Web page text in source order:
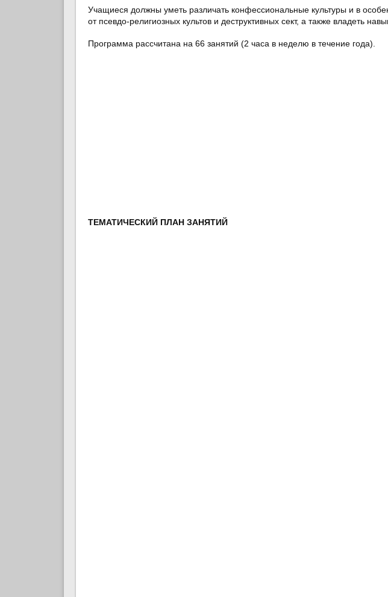
Учащиеся должны уметь различать конфессиональные культуры и в
от псевдо-религиозных культов и деструктивных сект, а также владеть
Программа рассчитана на 66 занятий (2 часа в неделю в течение года).
ТЕМАТИЧЕСКИЙ ПЛАН ЗАНЯТИЙ